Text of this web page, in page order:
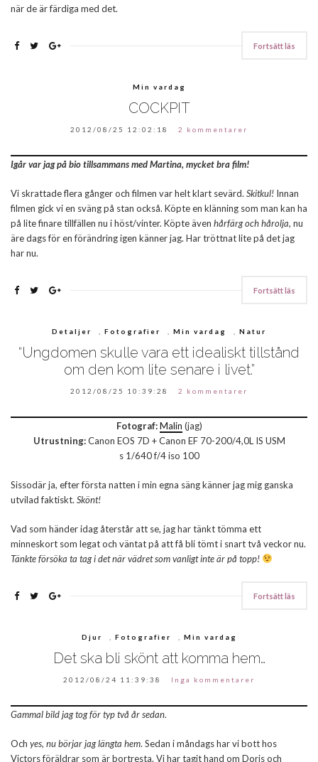
när de är färdiga med det.
Fortsätt läs
Min vardag
COCKPIT
2012/08/25 12:02:18 2 kommentarer
Igår var jag på bio tillsammans med Martina, mycket bra film!
Vi skrattade flera gånger och filmen var helt klart sevärd. Skitkul! Innan
filmen gick vi en sväng på stan också. Köpte en klänning som man kan ha
på lite finare tillfällen nu i höst/vinter. Köpte även hårfärg och hårolja, nu
äre dags för en förändring igen känner jag. Har tröttnat lite på det jag
har nu.
Fortsätt läs
Detaljer Fotografier Min vardag Natur
“Ungdomen skulle vara ett idealiskt tillstånd
om den kom lite senare i livet.”
2012/08/25 10:39:28 2 kommentarer
Fotograf:Malin (jag)
Utrustning:Canon EOS 7D + Canon EF 70-200/4,0L IS USM
s 1/640 f/4 iso 100
Sissodär ja, efter första natten i min egna säng känner jag mig ganska
utvilad faktiskt. Skönt!
Vad som händer idag återstår att se, jag har tänkt tömma ett
minneskort som legat och väntat på att få bli tömt i snart två veckor nu.
Tänkte försöka ta tag i det när vädret som vanligt inte är på topp!
Fortsätt läs
Djur Fotografier Min vardag
Det ska bli skönt att komma hem…
2012/08/24 11:39:38 Inga kommentarer
Gammal bild jag tog för typ två år sedan.
Och yes, nu börjar jag längta hem. Sedan i måndags har vi bott hos
Victors föräldrar som är bortresta. Vi har tagit hand om Doris och